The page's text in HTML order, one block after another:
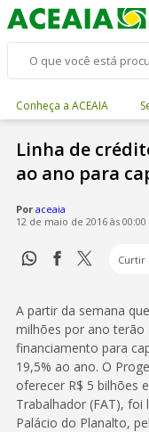
Conheça a ACEAIA
Linha de
ao ano para
Por aceaia
12 de maio de 2016 às 00:00
Curtir
A partir da semana
milhões por ano terão
financiamento para
19,5% ao ano. O
oferecer R$ 5 bilhões
Trabalhador (FAT), foi
Palácio do Planalto,